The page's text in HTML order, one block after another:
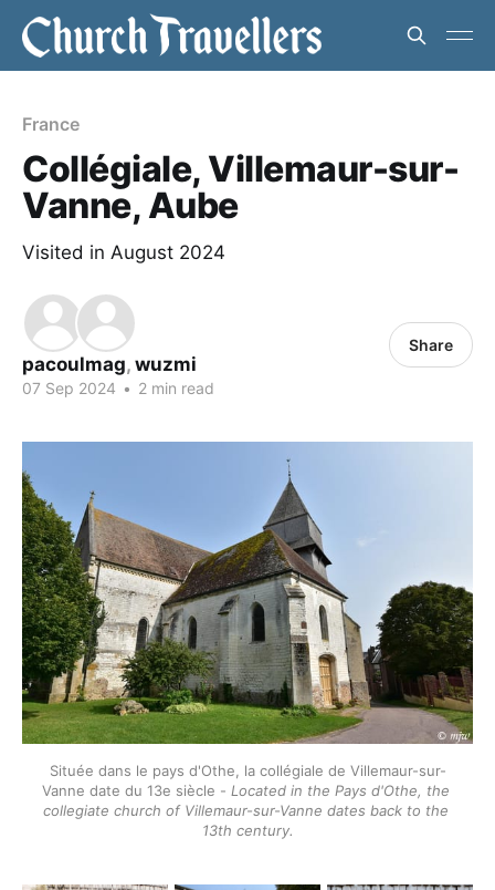
France
Collégiale, Villemaur-sur-
Vanne, Aube
Visited in August 2024
pacoulmag, wuzmi
07 Sep 2024 • 2 min read
Share
Située dans le pays d'Othe, la collégiale de Villemaur-sur-
Vanne date du 13e siècle - Located in the Pays d'Othe, the
collegiate church of Villemaur-sur-Vanne dates back to the
13th century.